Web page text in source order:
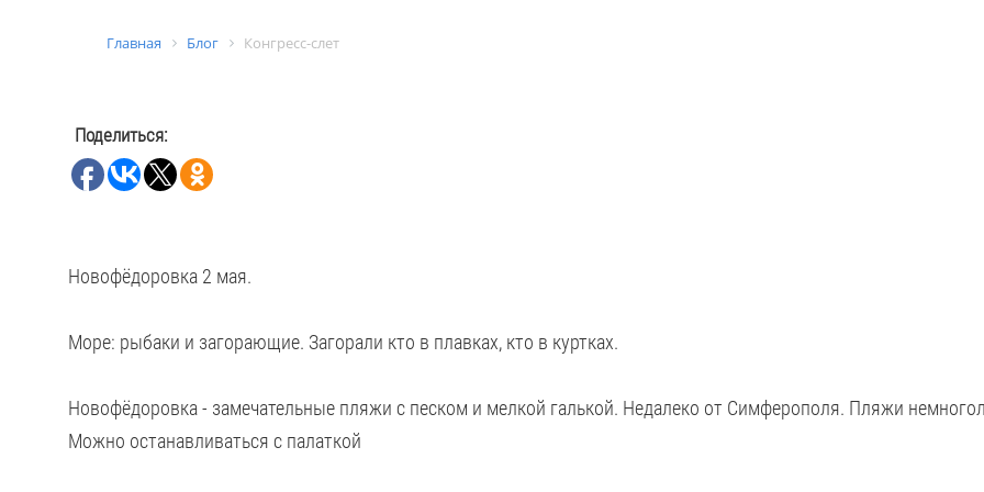
Главная Блог Конгресс-слет
Поделиться:
Новофёдоровка 2 мая.
Море: рыбаки и загорающие. Загорали кто в плавках, кто в куртках.
Новофёдоровка - замечательные пляжи с песком и мелкой галькой. Недалеко от Симферополя. Пляжи
Можно останавливаться с палаткой